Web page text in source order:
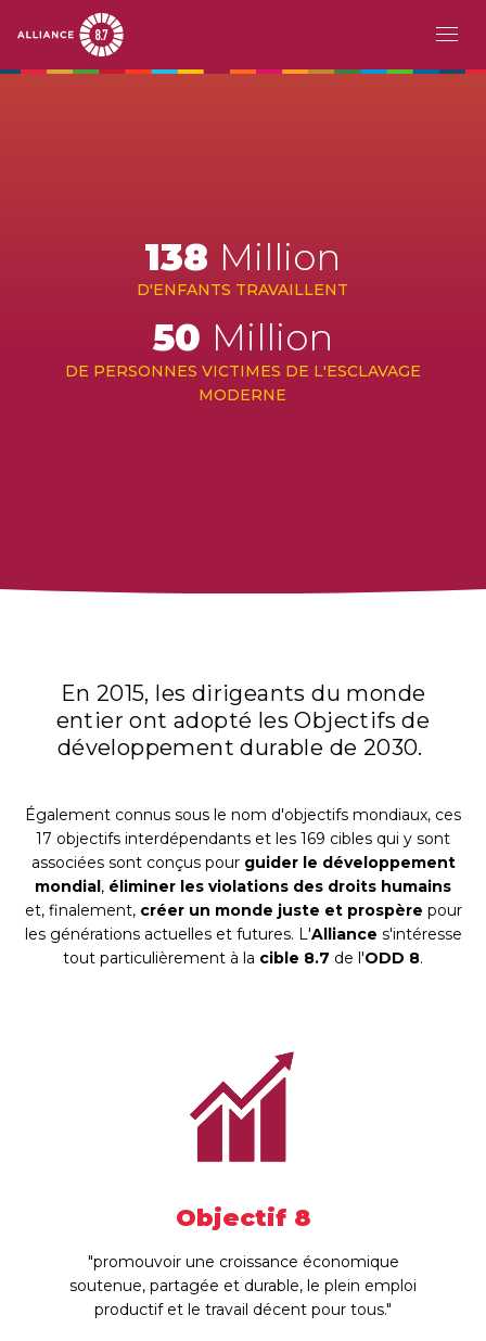
ESCLAVAGE MODERNE
TRAITE DES ÊTRES HUMAINS
138 Million
D'ENFANTS TRAVAILLENT
50 Million
DE PERSONNES VICTIMES DE L'ESCLAVAGE
MODERNE
En 2015, les dirigeants du monde
entier ont adopté les Objectifs de
développement durable de 2030.
Également connus sous le nom d'objectifs mondiaux, ces
17 objectifs interdépendants et les 169 cibles qui y sont
associées sont conçus pour guider le développement
mondial, éliminer les violations des droits humains
et, finalement, créer un monde juste et prospère pour
les générations actuelles et futures. L'Alliance s'intéresse
tout particulièrement à la cible 8.7 de l'ODD 8.
Objectif 8
"promouvoir une croissance économique
soutenue, partagée et durable, le plein emploi
productif et le travail décent pour tous."